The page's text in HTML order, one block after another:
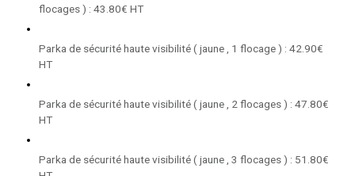
flocages ) : 43.80€ HT
Parka de sécurité haute visibilité ( jaune , 1 flocage ) : 42.90€
HT
Parka de sécurité haute visibilité ( jaune , 2 flocages ) : 47.80€
HT
Parka de sécurité haute visibilité ( jaune , 3 flocages ) : 51.80€